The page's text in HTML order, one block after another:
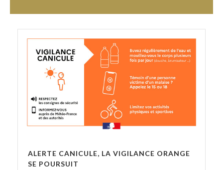
ALERTE CANICULE, LA VIGILANCE ORANGE
SE POURSUIT